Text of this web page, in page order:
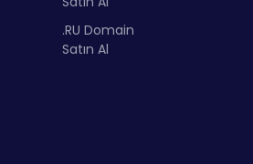
.RU Domain
Satın Al